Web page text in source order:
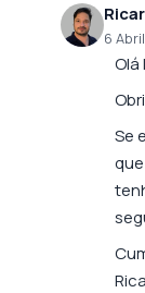
6
Olá
Se